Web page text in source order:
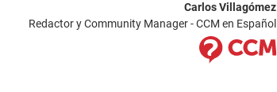
Carlos Villagómez
Redactor y Community Manager - CCM en Español